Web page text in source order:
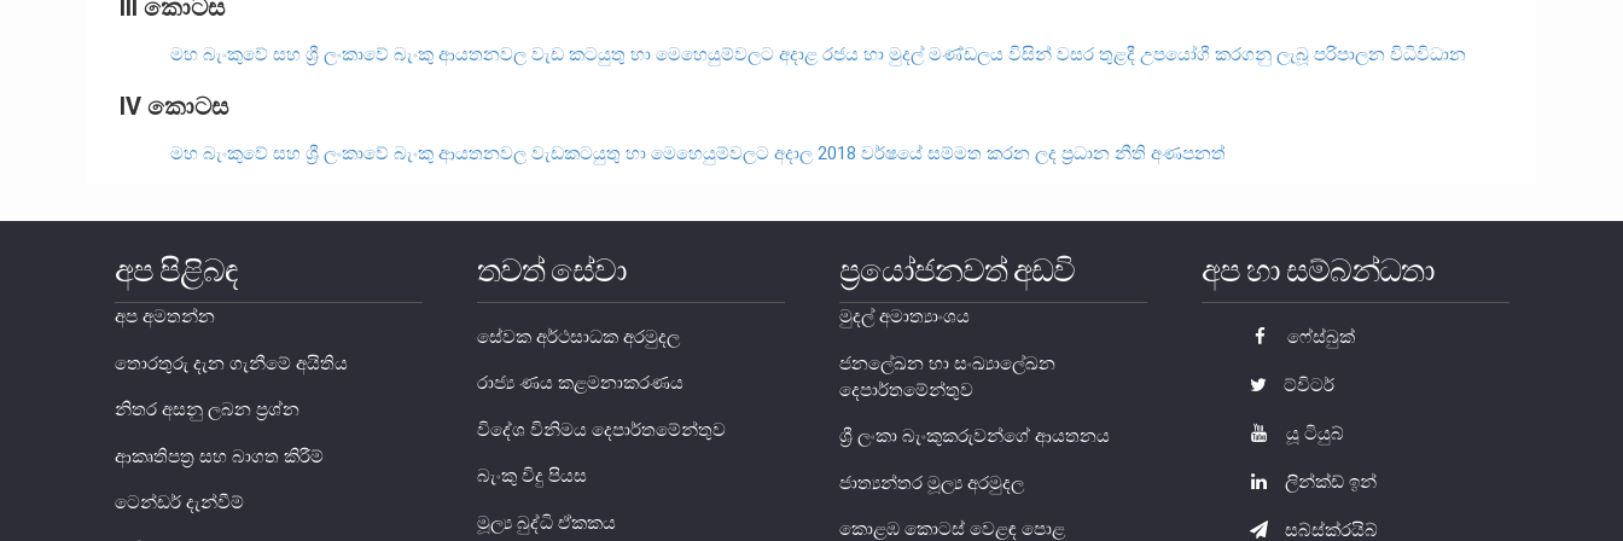
III කොටස
මහ බැංකුවේ සහ ශ්‍රී ලංකාවේ බැංකු ආයතනවල වැඩ කටයුතු හා මෙහෙයුම්වලට අදාළ රජය හා මුදල් මණ්ඩලය විසින් වසර තුළදී උපයෝගී කරගනු ලැබූ පරිපාලන විධිවිධාන
IV කොටස
මහ බැංකුවේ සහ ශ්‍රී ලංකාවේ බැංකු ආයතනවල වැඩකටයුතු හා මෙහෙයුම්වලට අදාල 2018 වර්ෂයේ සම්මත කරන ලද ප්‍රධාන නීති අණපනත්
අප පිළිබඳ
අප අමතන්න
තොරතුරු දැන ගැනීමේ අයිතිය
නිතර අසනු ලබන ප්‍රශ්න
ආකෘතිපත්‍ර සහ බාගත කිරීම්
ටෙන්ඩර් දැන්වීම්
තවත් සේවා
සේවක අර්ථසාධක අරමුදල
රාජ්‍ය ණය කළමනාකරණය
විදේශ විනිමය දෙපාර්තමේන්තුව
බැංකු විදු පියස
මූල්‍ය බුද්ධි ඒකකය
ප්‍රයෝජනවත් අඩවි
මුදල් අමාත්‍යාංශය
ජනලේඛන හා සංඛ්‍යාලේඛන
දෙපාර්තමේන්තුව
ශ්‍රී ලංකා බැංකුකරුවන්ගේ ආයතනය
ජාත්‍යන්තර මූල්‍ය අරමුදල
කොළඹ කොටස් වෙළඳ පොළ
අප හා සම්බන්ධතා
ෆේස්බුක්
ට්විටර්
යූ ටියුබ්
ලින්ක්ඩ් ඉන්
සබ්ස්ක්රයිබ්